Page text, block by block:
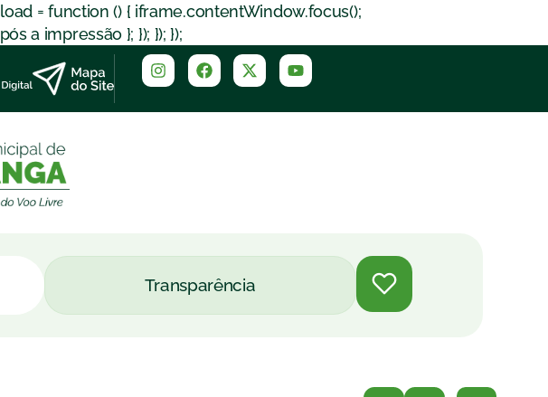
= function () { iframe.contentWindow.focus();
a impressão }; }); }); });
Transparência